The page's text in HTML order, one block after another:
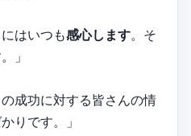
はいつも感心します。そ
」
成功に対する皆さんの情
りです。」